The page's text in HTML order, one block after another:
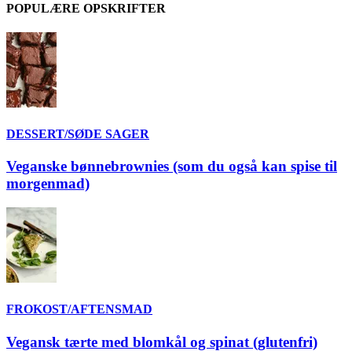
POPULÆRE OPSKRIFTER
DESSERT/SØDE SAGER
Veganske bønnebrownies (som du også kan spise til
morgenmad)
FROKOST/AFTENSMAD
Vegansk tærte med blomkål og spinat (glutenfri)